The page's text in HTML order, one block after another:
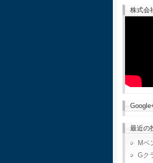
株式会
最近の
Mベ
Gク